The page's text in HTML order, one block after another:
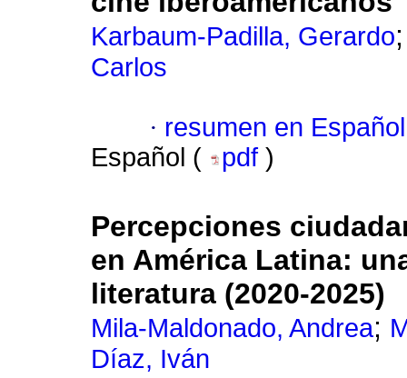
Karbaum-Padilla, Gerardo
Carlos
· resumen en Español
Español (
pdf )
Percepciones
en América Latina:
literatura (2020-2025)
Mila-Maldonado, Andrea;
Díaz, Iván